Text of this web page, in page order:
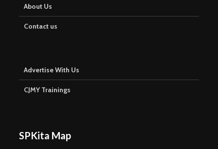
About Us
Contact us
Advertise With Us
CJMY Trainings
SPKita Map